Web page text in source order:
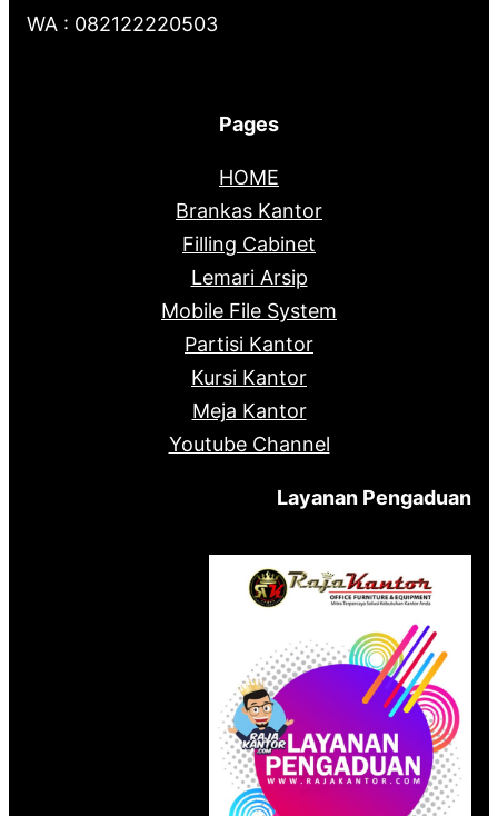
WA : 082122220503
Pages
HOME
Brankas Kantor
Filling Cabinet
Lemari Arsip
Mobile File System
Partisi Kantor
Kursi Kantor
Meja Kantor
Youtube Channel
Layanan Pengaduan